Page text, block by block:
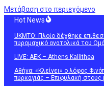
Μετάβαση στο περιεχόμενο
Hot News
UKMTO: Πλοίο δέχθηκε
πυρομαχικό ανατολικά του
LIVE: ΑΕΚ – Athens Kallithea
Αθήνα: «Κλείνει» ο λόφος
πυρκαγιάς – Επιφυλακή